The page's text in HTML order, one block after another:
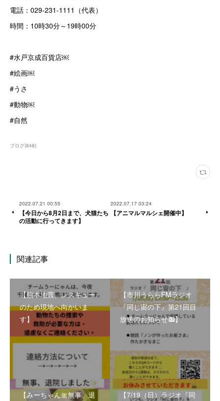
電話：029-231-1111（代表）
時間：10時30分～19時00分
#水戸京成百貨店￼
#絵画￼
#うさ
#動物￼
#自然
ブログ(848)
2022.07.21 00:55
【今日から8月2日まで、犬猫たち
の活動に行ってきます】
2022.07.17 03:24
【アニマルマルシェ開催中】
関連記事
【熊本地震、レスキュー
のため現地へ向かいま
す】
【市川うららFMラジオ
『同じ宙の下』第21回目
放送のお知らせ📻】
【みーちゃん🎀無事、退
【7/19（日）ラジオ『同